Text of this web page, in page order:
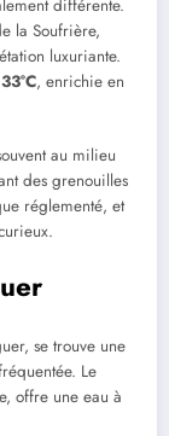
différente.
la Soufrière,
luxuriante.
33°C, enrichie en
au milieu
des grenouilles
réglementé, et
se trouve une
Le
offre une eau à